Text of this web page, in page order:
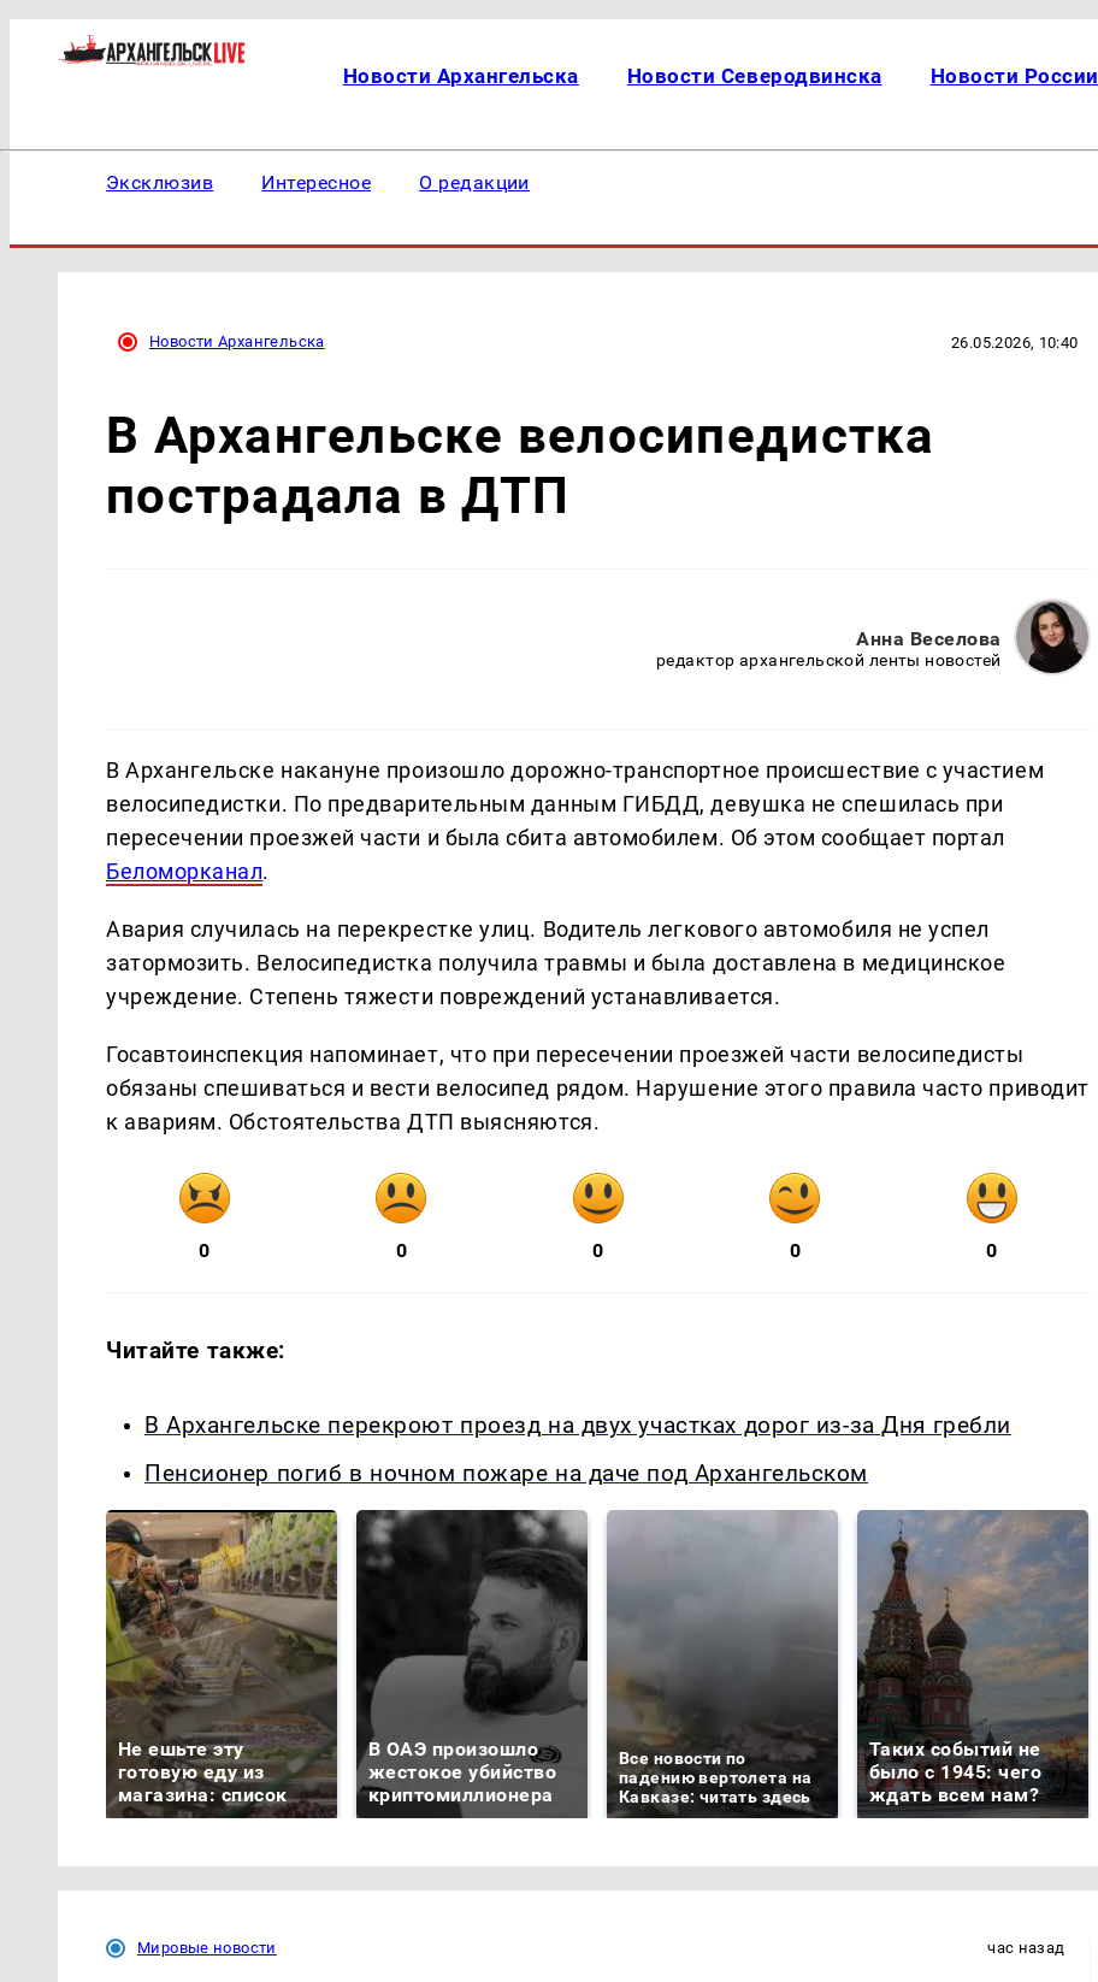
Новости Архангельска Новости Северодвинска Новости России
Эксклюзив Интересное О редакции
Новости Архангельска 26.05.2026, 10:40
В Архангельске велосипедистка
пострадала в ДТП
Анна Веселова
редактор архангельской ленты новостей
В Архангельске накануне произошло дорожно-транспортное происшествие с участием
велосипедистки. По предварительным данным ГИБДД, девушка не спешилась при
пересечении проезжей части и была сбита автомобилем. Об этом сообщает портал
Беломорканал.
Авария случилась на перекрестке улиц. Водитель легкового автомобиля не успел
затормозить. Велосипедистка получила травмы и была доставлена в медицинское
учреждение. Степень тяжести повреждений устанавливается.
Госавтоинспекция напоминает, что при пересечении проезжей части велосипедисты
обязаны спешиваться и вести велосипед рядом. Нарушение этого правила часто приводит
к авариям. Обстоятельства ДТП выясняются.
0 0 0 0 0
Читайте также:
В Архангельске перекроют проезд на двух участках дорог из-за Дня гребли
Пенсионер погиб в ночном пожаре на даче под Архангельском
Не ешьте эту
готовую еду из
магазина: список
В ОАЭ произошло
жестокое убийство
криптомиллионера
Все новости по
падению вертолета на
Кавказе: читать здесь
Таких событий не
было с 1945: чего
ждать всем нам?
Мировые новости час назад